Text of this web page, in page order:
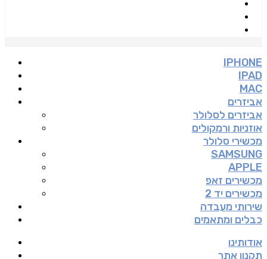
IPHONE
IPAD
MAC
אביזרים
אביזרים לסלולר
אוזניות ורמקולים
מכשירי סלולר
SAMSUNG
APPLE
מכשירים זאפ
מכשירים יד 2
שירותי מעבדה
כבלים ומתאמים
אודותינו
תקנון אתר